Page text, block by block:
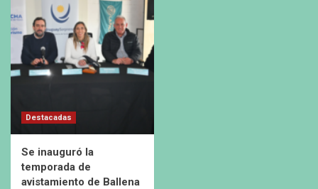
Destacadas
Se inauguró la
temporada de
avistamiento de Ballena